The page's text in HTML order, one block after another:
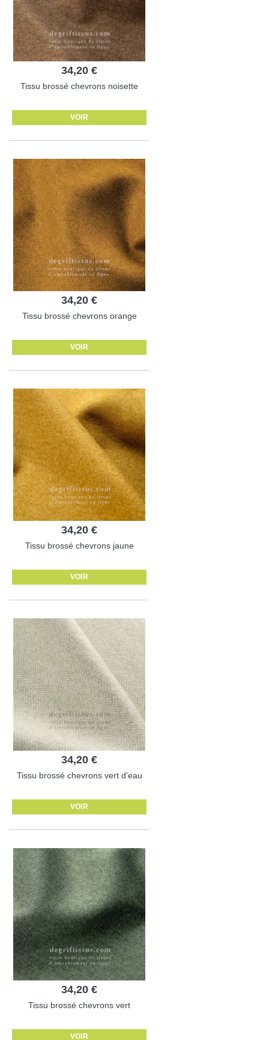
34,20 €
Tissu brossé chevrons noisette
VOIR
34,20 €
Tissu brossé chevrons orange
VOIR
34,20 €
Tissu brossé chevrons jaune
VOIR
34,20 €
Tissu brossé chevrons vert d'eau
VOIR
34,20 €
Tissu brossé chevrons vert
VOIR